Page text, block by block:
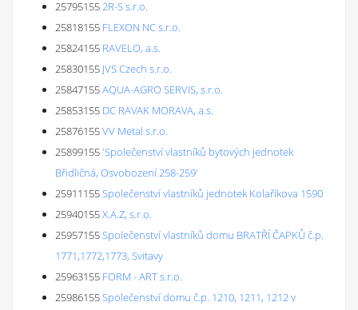
257951552R-S s.r.o.
25818155 FLEXON NC s.r.o.
25824155 RAVELO, a.s.
25830155 JVS Czech s.r.o.
25847155AQUA-AGRO SERVIS, s.r.o.
25853155 DC RAVAK MORAVA, a.s.
25876155VV Metal s.r.o.
25899155'Společenství vlastníků bytových jednotek
Břidličná, Osvobození 258-259'
25911155Společenství vlastníků jednotek Kolaříkova 1590
25940155X.A.Z, s.r.o.
25957155Společenství vlastníků domu BRATŘÍ ČAPKŮ č.p.
1771,1772,1773, Svitavy
25963155 FORM - ART s.r.o.
25986155Společenství domu č.p. 1210, 1211, 1212 v